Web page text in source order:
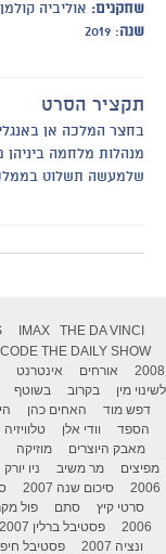
שחקנים: אוליביה
שנה: 2019
תקציר הסרט
מנהלות מלחמה
שלמעשה תשלוט
IMAX
THE DA VINCI
CODE THE DAILY SHOW
2008
אורחים אינטרנט
לשינוי מין
בקרוב בשוטף
דפש מוד
האחים כהן
הספד
וודי אלן טלוויזיה
מאבק היוצרים
מוזיקה
מפיצים
מר משיב ניו יורק
2006
סיכום שנה 2007
סרטי קיץ
סתם פול
2006
פסטיבל ברלין 2007
ונציה 2007
פסטיבל חיפה